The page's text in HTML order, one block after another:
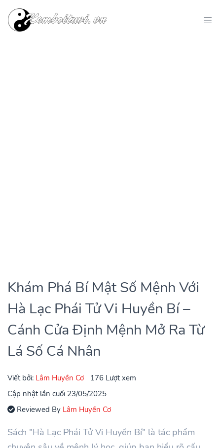
Khám Phá Bí Mật Số Mệnh Với
Hà Lạc Phái Tử Vi Huyền Bí –
Cánh Cửa Định Mệnh Mở Ra Từ
Lá Số Cá Nhân
Viết bởi: Lâm Huyền Cơ
176 Lượt xem
Cập nhật lần cuối 23/05/2025
Reviewed By Lâm Huyền Cơ
Sách "Hà Lạc Phái Tử Vi Huyền Bí" là tác phẩm